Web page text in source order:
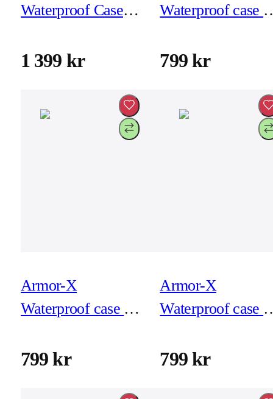
Waterproof Case
(M4)
1 399 kr
Waterproof case
799 kr
Armor-X
Waterproof case for
799 kr
Armor-X
Waterproof case
799 kr